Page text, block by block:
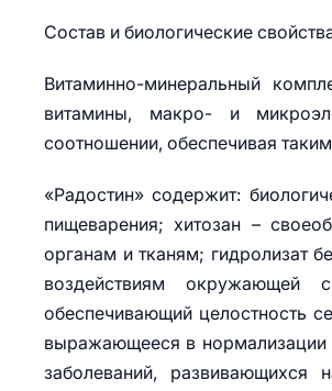
Состав и биологические
Витаминно-минеральный
витамины, макро- и
соотношении, обеспечивая
«Радостин» содержит:
пищеварения; хитозан –
органам и тканям; гидролизат
воздействиям окружающей
обеспечивающий целостность
выражающееся в нормализации
заболеваний,